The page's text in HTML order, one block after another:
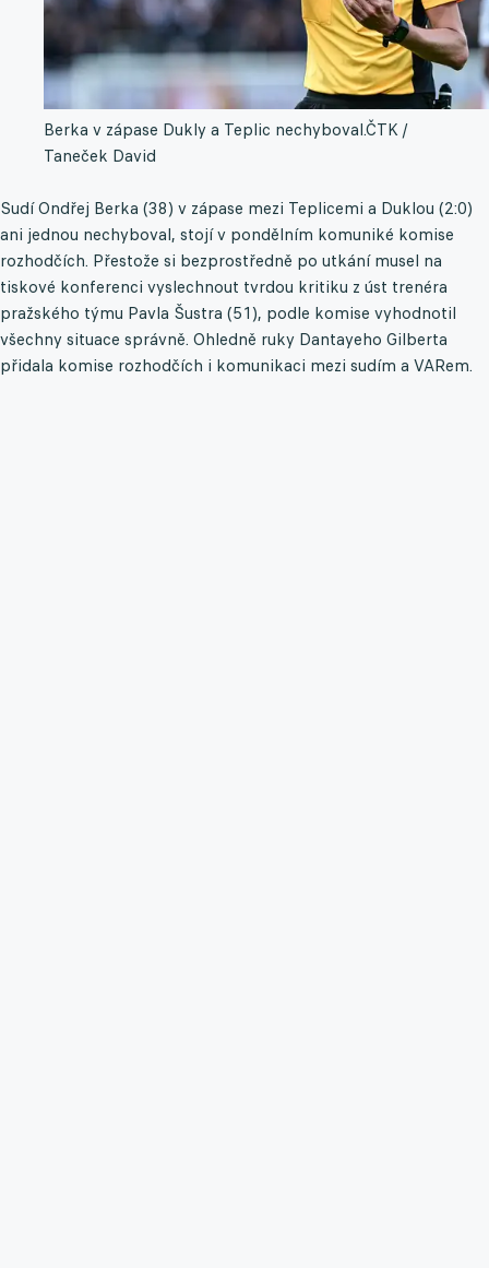
Berka v zápase Dukly a Teplic nechyboval.ČTK /
Taneček David
Sudí Ondřej Berka (38) v zápase mezi Teplicemi a Duklou (2:0)
ani jednou nechyboval, stojí v pondělním komuniké komise
rozhodčích. Přestože si bezprostředně po utkání musel na
tiskové konferenci vyslechnout tvrdou kritiku z úst trenéra
pražského týmu Pavla Šustra (51), podle komise vyhodnotil
všechny situace správně. Ohledně ruky Dantayeho Gilberta
přidala komise rozhodčích i komunikaci mezi sudím a VARem.